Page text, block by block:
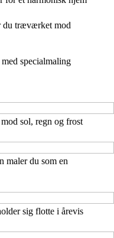
du træværket mod
specialmaling
sol, regn og frost
maler du som en
sig flotte i årevis